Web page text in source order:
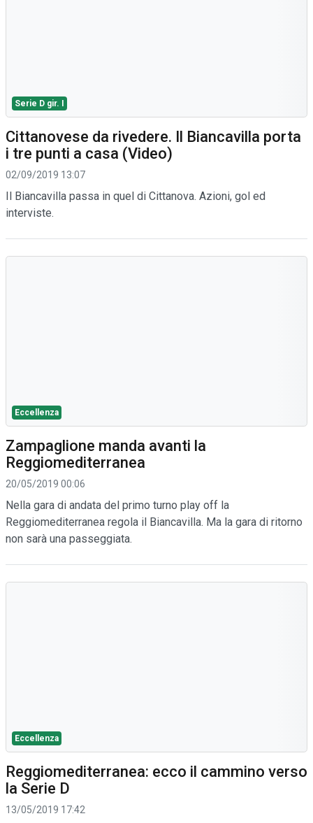
Serie D gir. I
Cittanovese da rivedere. Il Biancavilla porta
i tre punti a casa (Video)
02/09/2019 13:07
Il Biancavilla passa in quel di Cittanova. Azioni, gol ed
interviste.
Eccellenza
Zampaglione manda avanti la
Reggiomediterranea
20/05/2019 00:06
Nella gara di andata del primo turno play off la
Reggiomediterranea regola il Biancavilla. Ma la gara di ritorno
non sarà una passeggiata.
Eccellenza
Reggiomediterranea: ecco il cammino verso
la Serie D
13/05/2019 17:42